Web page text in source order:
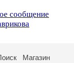
сообщение
Магазин